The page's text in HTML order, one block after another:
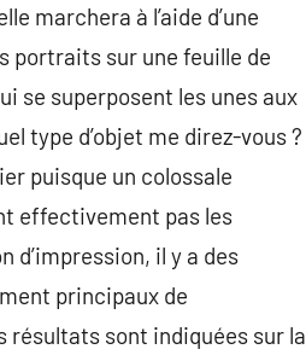
marchera à l’aide d’une
portraits sur une feuille de
se superposent les unes aux
type d’objet me direz-vous ?
puisque un colossale
effectivement pas les
il y a des
principaux de
résultats sont indiquées sur la